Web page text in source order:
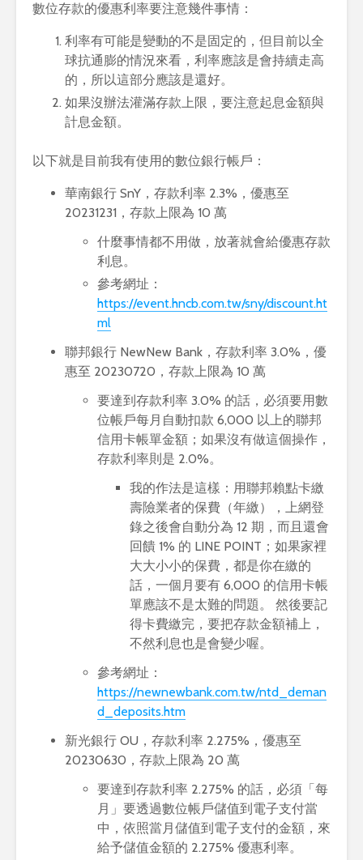
數位存款的優惠利率要注意幾件事情：
利率有可能是變動的不是固定的，但目前以全
球抗通膨的情況來看，利率應該是會持續走高
的，所以這部分應該是還好。
如果沒辦法灌滿存款上限，要注意起息金額與
計息金額。
以下就是目前我有使用的數位銀行帳戶：
華南銀行 SnY，存款利率 2.3%，優惠至
20231231，存款上限為 10 萬
什麼事情都不用做，放著就會給優惠存款
利息。
參考網址：
https://event.hncb.com.tw/sny/discount.ht
ml
聯邦銀行 NewNew Bank，存款利率 3.0%，優
惠至 20230720，存款上限為 10 萬
要達到存款利率 3.0% 的話，必須要用數
位帳戶每月自動扣款 6,000 以上的聯邦
信用卡帳單金額；如果沒有做這個操作，
存款利率則是 2.0%。
我的作法是這樣：用聯邦賴點卡繳
壽險業者的保費（年繳），上網登
錄之後會自動分為 12 期，而且還會
回饋 1% 的 LINE POINT；如果家裡
大大小小的保費，都是你在繳的
話，一個月要有 6,000 的信用卡帳
單應該不是太難的問題。 然後要記
得卡費繳完，要把存款金額補上，
不然利息也是會變少喔。
參考網址：
https://newnewbank.com.tw/ntd_deman
d_deposits.htm
新光銀行 OU，存款利率 2.275%，優惠至
20230630，存款上限為 20 萬
要達到存款利率 2.275% 的話，必須「每
月」要透過數位帳戶儲值到電子支付當
中，依照當月儲值到電子支付的金額，來
給予儲值金額的 2.275% 優惠利率。